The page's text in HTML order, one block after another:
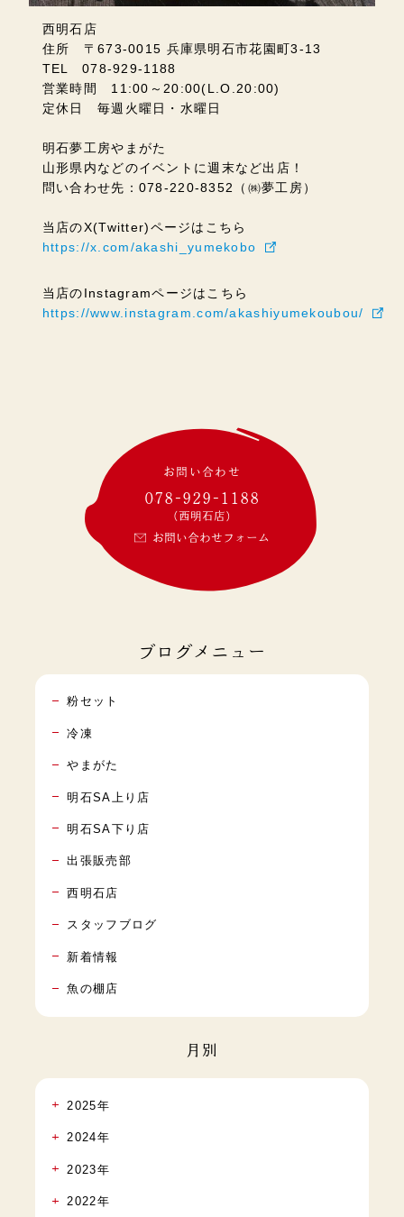
西明石店
住所 〒673-0015 兵庫県明石市花園町3-13
TEL 078-929-1188
営業時間 11:00～20:00(L.O.20:00)
定休日 毎週火曜日・水曜日
明石夢工房やまがた
山形県内などのイベントに週末など出店！
問い合わせ先：078-220-8352（㈱夢工房）
当店のX(Twitter)ページはこちら
https://x.com/akashi_yumekobo
当店のInstagramページはこちら
https://www.instagram.com/akashiyumekoubou/
お問い合わせ
078-929-1188
(西明石店)
お問い合わせフォーム
ブログメニュー
粉セット
冷凍
やまがた
明石SA上り店
明石SA下り店
出張販売部
西明石店
スタッフブログ
新着情報
魚の棚店
月別
2025年
2024年
2023年
2022年